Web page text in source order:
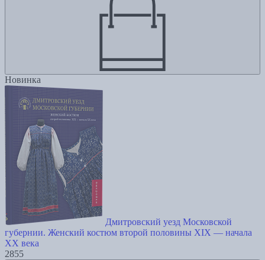
Новинка
Дмитровский уезд Московской
губернии. Женский костюм второй половины XIX — начала
XX века
2855